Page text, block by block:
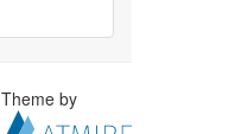
Theme by